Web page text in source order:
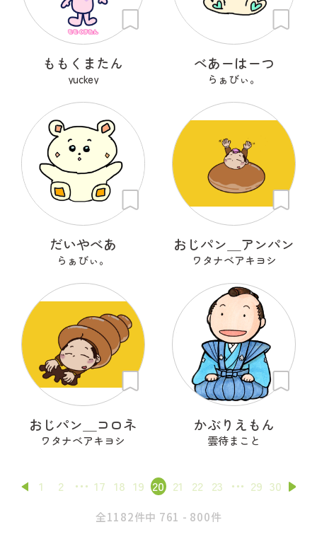
ももくまたん
yuckey
べあーはーつ
らぁびぃ。
だいやべあ
らぁびぃ。
おじパン＿アンパン
ワタナベアキヨシ
おじパン＿コロネ
ワタナベアキヨシ
かぶりえもん
雲待まこと
1 2 17 18 19 20 21 22 23 29 30
全1182件中 761 - 800件